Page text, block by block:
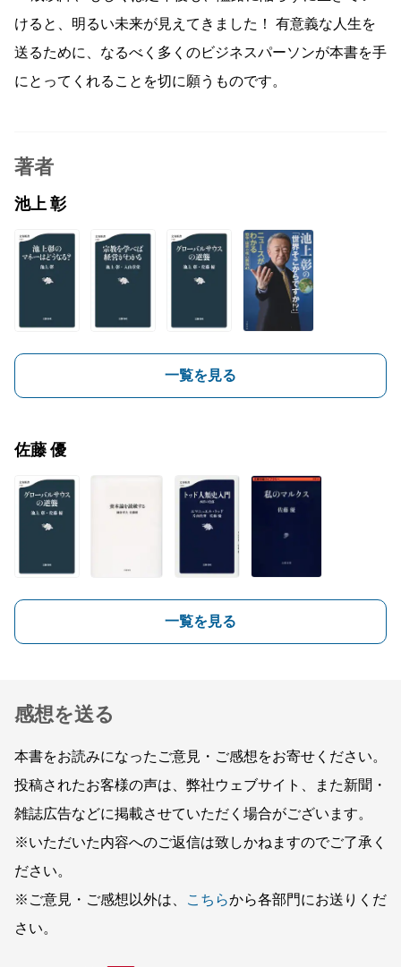
けると、明るい未来が見えてきました！ 有意義な人生を
送るために、なるべく多くのビジネスパーソンが本書を手
にとってくれることを切に願うものです。
著者
池上 彰
一覧を見る
佐藤 優
一覧を見る
感想を送る
本書をお読みになったご意見・ご感想をお寄せください。
投稿されたお客様の声は、弊社ウェブサイト、また新聞・
雑誌広告などに掲載させていただく場合がございます。
※いただいた内容へのご返信は致しかねますのでご了承く
ださい。
※ご意見・ご感想以外は、
こちらから各部門にお送りくだ
さい。